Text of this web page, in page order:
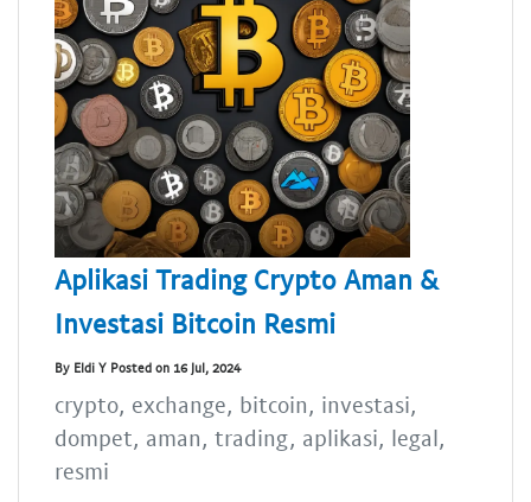
Aplikasi Trading Crypto Aman &
Investasi Bitcoin Resmi
By Eldi Y Posted on 16 Jul, 2024
crypto, exchange, bitcoin, investasi,
dompet, aman, trading, aplikasi, legal,
resmi